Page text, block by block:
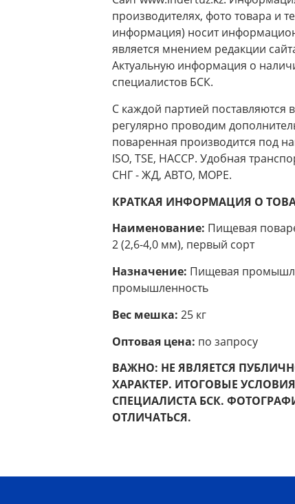
производителях, фото товара и
информация) носит
является мнением редакции
Актуальную информация о
специалистов БСК.
С каждой партией
регулярно проводим
поваренная производится под
ISO, TSE, HACCP. Удобная
СНГ - ЖД, АВТО, МОРЕ.
КРАТКАЯ ИНФОРМАЦИЯ О
Наименование: Пищевая
2(2,6-4,0 мм), первый сорт
Назначение: Пищевая
промышленность
Вес мешка: 25 кг
Оптовая цена: по запросу
ВАЖНО: НЕ ЯВЛЯЕТСЯ
ХАРАКТЕР. ИТОГОВЫЕ
СПЕЦИАЛИСТА БСК.
ОТЛИЧАТЬСЯ.